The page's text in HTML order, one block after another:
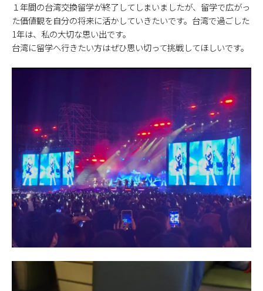
１年間の台湾交換留学が終了してしまいましたが、留学で広がっ
た価値観を自分の将来に活かしていきたいです。台湾で過ごした
1年は、私の大切な思い出です。
台湾に留学へ行きたい方はぜひ思い切って挑戦してほしいです。